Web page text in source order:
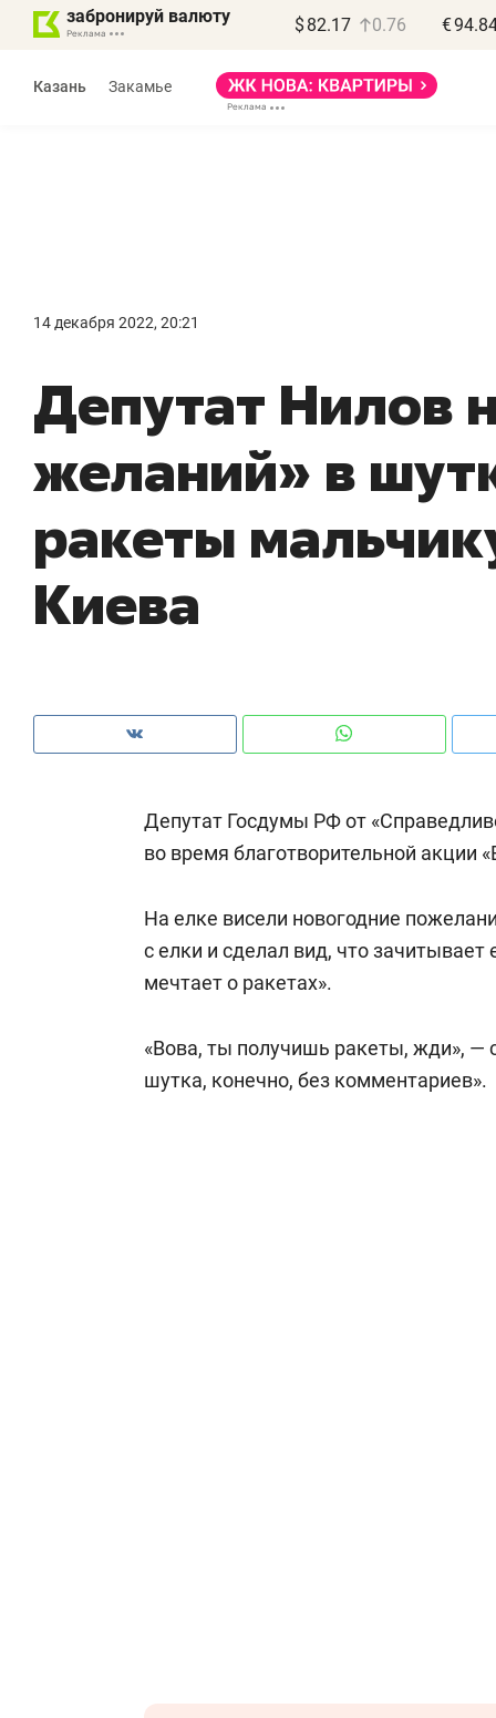
забронируй валюту $ 82.17 0.76 €
Казань Закамье
14 декабря 2022, 20:21
Депутат Нилов
желаний» в
ракеты
Киева
Депутат Госдумы РФ от
во время благотворительной акции
На елке висели новогодние
с елки и сделал вид, что
мечтает о ракетах».
«Вова, ты получишь ракеты, жди», —
шутка, конечно, без комментариев».
правил, бизнес может
потерять минимум
полгода»
Как бизнесу выйти на зарубежные
чем интересен Оман?
создают оазис жилого
комфорта под Казанью
ID вместо